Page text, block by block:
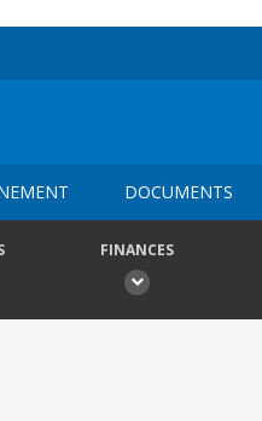
DOCUMENTS
FINANCES